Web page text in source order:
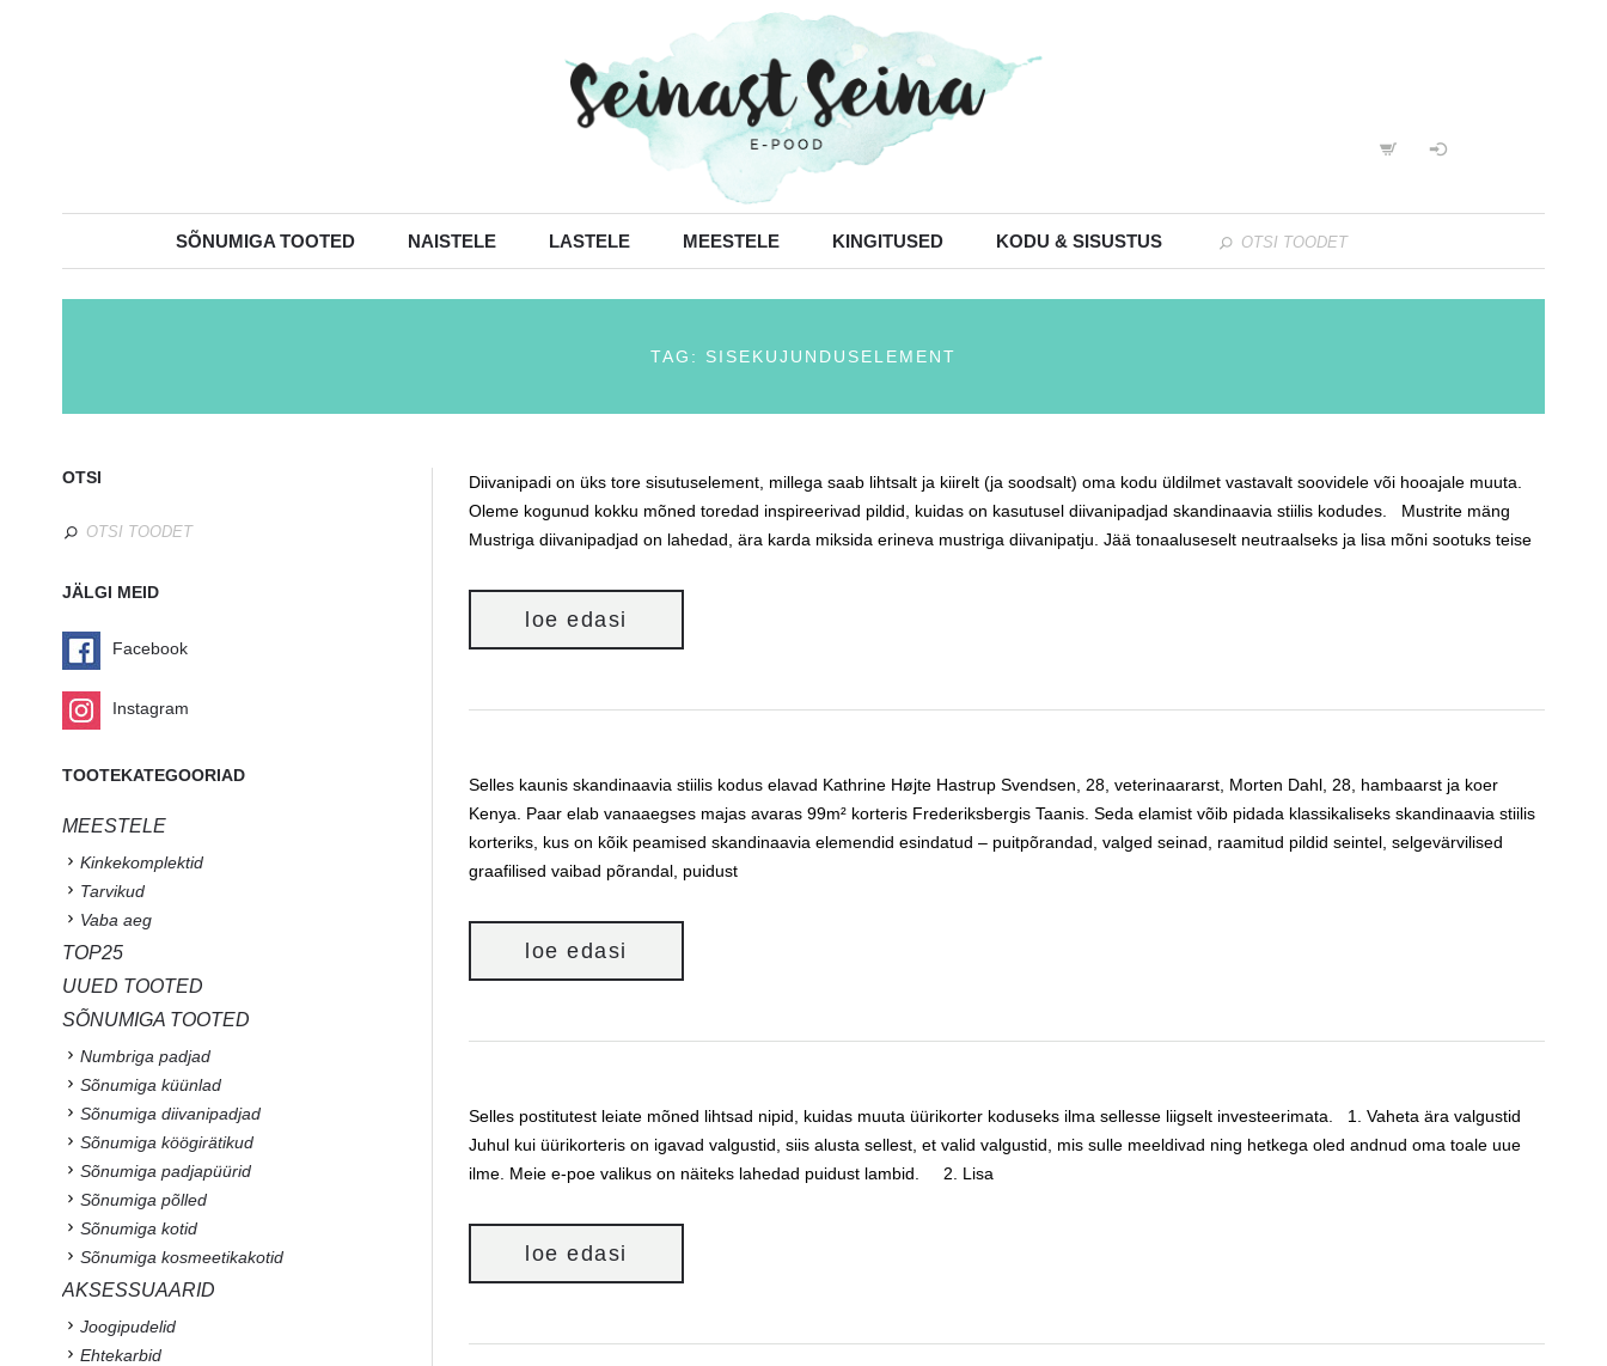
SÕNUMIGA TOOTED NAISTELE LASTELE MEESTELE KINGITUSED KODU & SISUSTUS
TAG: SISEKUJUNDUSELEMENT
Diivanipadi on üks tore sisutuselement, millega saab lihtsalt ja kiirelt (ja soodsalt) oma kodu üldilmet vastavalt soovidele või hooajale muuta.
Oleme kogunud kokku mõned toredad inspireerivad pildid, kuidas on kasutusel diivanipadjad skandinaavia stiilis kodudes. Mustrite mäng
Mustriga diivanipadjad on lahedad, ära karda miksida erineva mustriga diivanipatju. Jää tonaaluseselt neutraalseks ja lisa mõni sootuks teise
loe edasi
Selles kaunis skandinaavia stiilis kodus elavad Kathrine Højte Hastrup Svendsen, 28, veterinaararst, Morten Dahl, 28, hambaarst ja koer
Kenya. Paar elab vanaaegses majas avaras 99m² korteris Frederiksbergis Taanis. Seda elamist võib pidada klassikaliseks skandinaavia stiilis
korteriks, kus on kõik peamised skandinaavia elemendid esindatud – puitpõrandad, valged seinad, raamitud pildid seintel, selgevärvilised
graafilised vaibad põrandal, puidust
loe edasi
Selles postitutest leiate mõned lihtsad nipid, kuidas muuta üürikorter koduseks ilma sellesse liigselt investeerimata. 1. Vaheta ära valgustid
Juhul kui üürikorteris on igavad valgustid, siis alusta sellest, et valid valgustid, mis sulle meeldivad ning hetkega oled andnud oma toale uue
ilme. Meie e-poe valikus on näiteks lahedad puidust lambid. 2. Lisa
loe edasi
OTSI
JÄLGI MEID
Facebook
Instagram
TOOTEKATEGOORIAD
MEESTELE
Kinkekomplektid
Tarvikud
Vaba aeg
TOP25
UUED TOOTED
SÕNUMIGA TOOTED
Numbriga padjad
Sõnumiga küünlad
Sõnumiga diivanipadjad
Sõnumiga köögirätikud
Sõnumiga padjapüürid
Sõnumiga põlled
Sõnumiga kotid
Sõnumiga kosmeetikakotid
AKSESSUAARID
Joogipudelid
Ehtekarbid